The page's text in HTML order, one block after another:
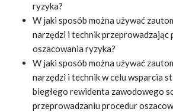
ryzyka?
W jaki sposób można używać
narzędzi i technik przeprowadzając
oszacowania ryzyka?
W jaki sposób można używać
narzędzi i technik w celu wsparcia
biegłego rewidenta zawodowego
przeprowadzaniu procedur